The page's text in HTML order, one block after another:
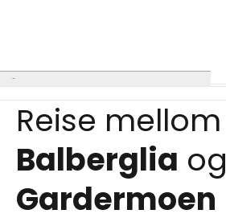
Reise mellom
Balberglia og
Gardermoen